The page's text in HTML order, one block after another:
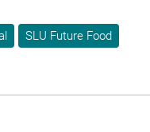
SLU Future Food